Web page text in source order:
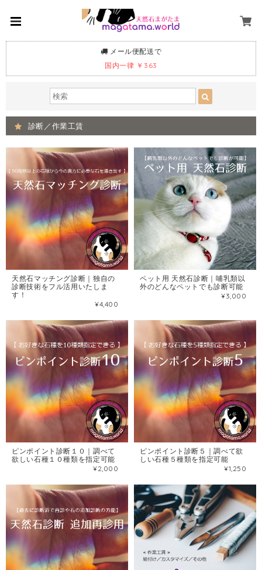
メール便配送で
国内一律 ￥363
診断／作業工賃
天然石マッチング診断｜独自の
診断技術をフル活用いたしま
す！
¥4,400
ペット用 天然石診断｜哺乳類以
外のどんなペットでも診断可能
¥3,000
ピンポイント診断１０｜調べて
欲しい石種１０種類を指定可能
¥2,000
ピンポイント診断５｜調べて欲
しい石種５種類を指定可能
¥1,250